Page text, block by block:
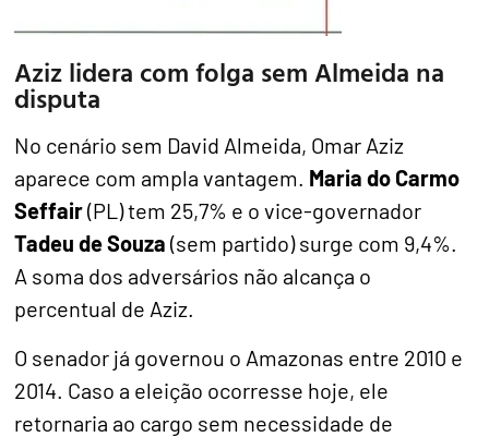
Aziz lidera com folga sem Almeida na
disputa
No cenário sem David Almeida, Omar Aziz
aparece com ampla vantagem. Maria do Carmo
Seffair(PL) tem 25,7% e o vice-governador
Tadeu de Souza (sem partido) surge com 9,4%.
A soma dos adversários não alcança o
percentual de Aziz.
O senador já governou o Amazonas entre 2010 e
2014. Caso a eleição ocorresse hoje, ele
retornaria ao cargo sem necessidade de